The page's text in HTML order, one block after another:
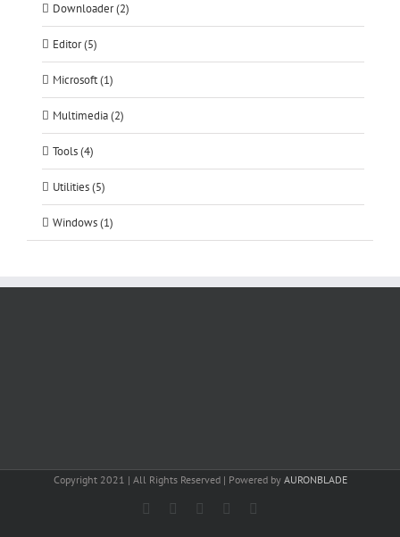
Downloader (2)
Editor (5)
Microsoft (1)
Multimedia (2)
Tools (4)
Utilities (5)
Windows (1)
Copyright 2021 | All Rights Reserved | Powered by AURONBLADE
FacebookInstagram
Email SoundCloud